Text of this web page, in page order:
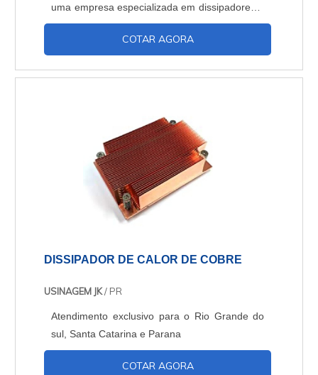
uma empresa especializada em dissipadores e
usinagem leve, esse dissipador é produzido
com alumínio extrudado de alta qualidade.
COTAR AGORA
DISSIPADOR DE CALOR DE COBRE
USINAGEM JK/ PR
Atendimento exclusivo para o Rio Grande do
sul, Santa Catarina e Parana
COTAR AGORA